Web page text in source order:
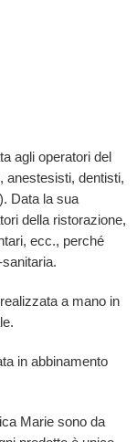
agli operatori del
anestesisti, dentisti,
Data la sua
della ristorazione,
ecc., perché
realizzata a mano in
in abbinamento
Marie sono da